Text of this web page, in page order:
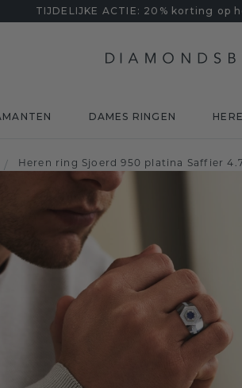
TIJDELIJKE ACTIE: 20% korting op
DAMES RINGEN
/ Heren ring Sjoerd 950 platina Saffier